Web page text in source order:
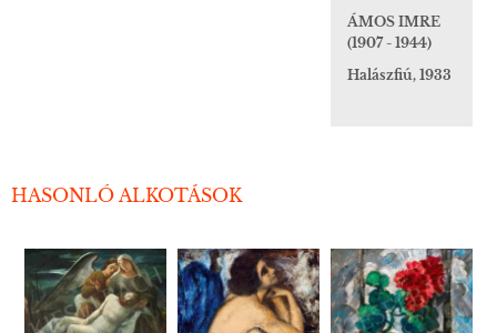
ÁMOS IMRE
(1907 - 1944)
Halászfiú, 1933
HASONLÓ ALKOTÁSOK